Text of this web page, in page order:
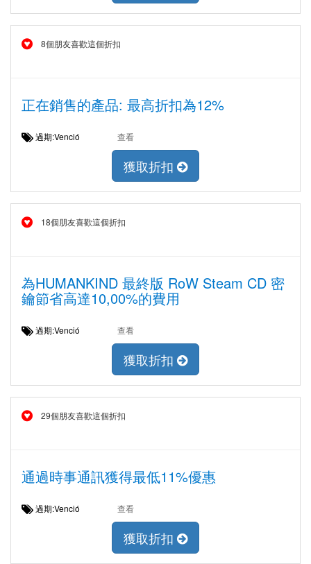
8個朋友喜歡這個折扣
正在銷售的產品: 最高折扣為12%
過期:Venció 查看
獲取折扣
18個朋友喜歡這個折扣
為HUMANKIND 最終版 RoW Steam CD 密
鑰節省高達10,00%的費用
過期:Venció 查看
獲取折扣
29個朋友喜歡這個折扣
通過時事通訊獲得最低11%優惠
過期:Venció 查看
獲取折扣